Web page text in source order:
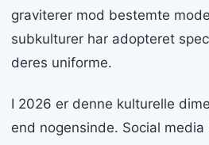
graviterer mod bestemte
subkulturer har adopteret
deres uniforme.
I 2026 er denne kulturelle
end nogensinde. Social